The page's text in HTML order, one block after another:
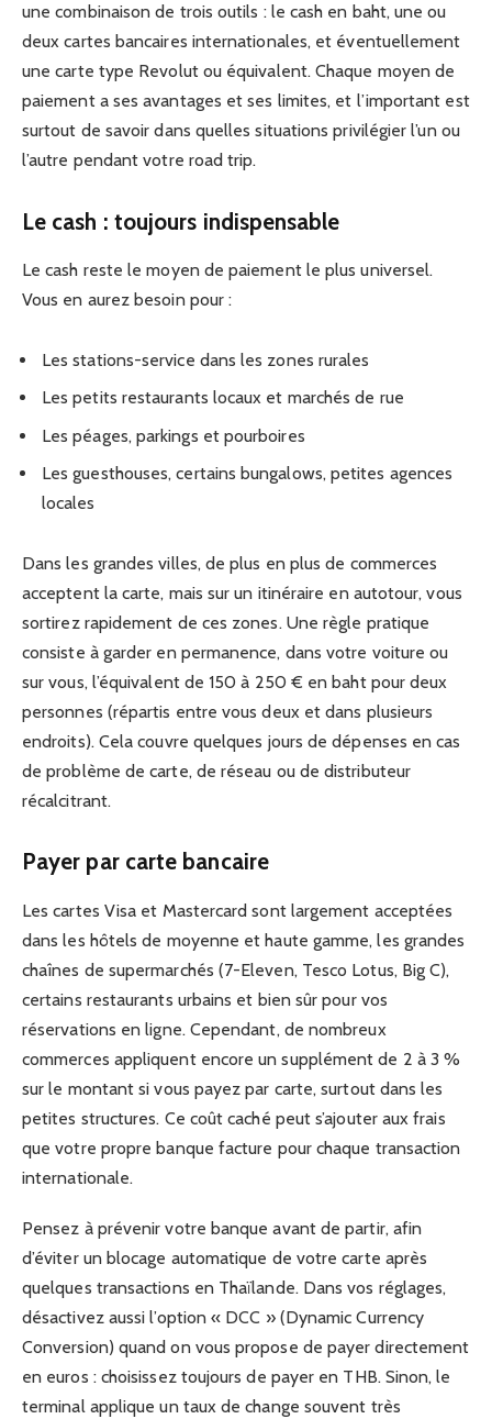
une combinaison de trois outils : le cash en baht, une ou
deux cartes bancaires internationales, et éventuellement
une carte type Revolut ou équivalent. Chaque moyen de
paiement a ses avantages et ses limites, et l’important est
surtout de savoir dans quelles situations privilégier l’un ou
l’autre pendant votre road trip.
Le cash : toujours indispensable
Le cash reste le moyen de paiement le plus universel.
Vous en aurez besoin pour :
Les stations-service dans les zones rurales
Les petits restaurants locaux et marchés de rue
Les péages, parkings et pourboires
Les guesthouses, certains bungalows, petites agences
locales
Dans les grandes villes, de plus en plus de commerces
acceptent la carte, mais sur un itinéraire en autotour, vous
sortirez rapidement de ces zones. Une règle pratique
consiste à garder en permanence, dans votre voiture ou
sur vous, l’équivalent de 150 à 250 € en baht pour deux
personnes (répartis entre vous deux et dans plusieurs
endroits). Cela couvre quelques jours de dépenses en cas
de problème de carte, de réseau ou de distributeur
récalcitrant.
Payer par carte bancaire
Les cartes Visa et Mastercard sont largement acceptées
dans les hôtels de moyenne et haute gamme, les grandes
chaînes de supermarchés (7-Eleven, Tesco Lotus, Big C),
certains restaurants urbains et bien sûr pour vos
réservations en ligne. Cependant, de nombreux
commerces appliquent encore un supplément de 2 à 3 %
sur le montant si vous payez par carte, surtout dans les
petites structures. Ce coût caché peut s’ajouter aux frais
que votre propre banque facture pour chaque transaction
internationale.
Pensez à prévenir votre banque avant de partir, afin
d’éviter un blocage automatique de votre carte après
quelques transactions en Thaïlande. Dans vos réglages,
désactivez aussi l’option « DCC » (Dynamic Currency
Conversion) quand on vous propose de payer directement
en euros : choisissez toujours de payer en THB. Sinon, le
terminal applique un taux de change souvent très